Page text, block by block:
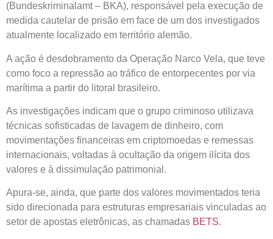
(Bundeskriminalamt – BKA), responsável pela execução de
medida cautelar de prisão em face de um dos investigados
atualmente localizado em território alemão.
A ação é desdobramento da Operação Narco Vela, que teve
como foco a repressão ao tráfico de entorpecentes por via
marítima a partir do litoral brasileiro.
As investigações indicam que o grupo criminoso utilizava
técnicas sofisticadas de lavagem de dinheiro, com
movimentações financeiras em criptomoedas e remessas
internacionais, voltadas à ocultação da origem ilícita dos
valores e à dissimulação patrimonial.
Apura-se, ainda, que parte dos valores movimentados teria
sido direcionada para estruturas empresariais vinculadas ao
setor de apostas eletrônicas, as chamadas BETS.